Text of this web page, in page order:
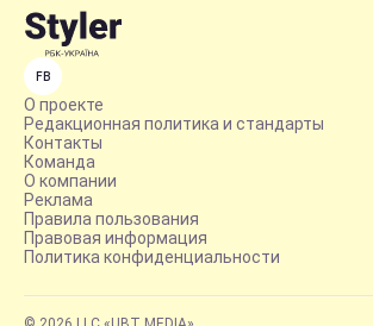
FB
О проекте
Редакционная политика и стандарты
Контакты
Команда
О компании
Реклама
Правила пользования
Правовая информация
Политика конфиденциальности